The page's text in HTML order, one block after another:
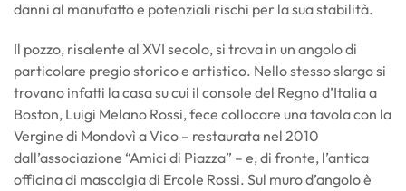
danni al manufatto e potenziali rischi per la sua stabilità.
Il pozzo, risalente al XVI secolo, si trova in un angolo di
particolare pregio storico e artistico. Nello stesso slargo si
trovano infatti la casa su cui il console del Regno d’Italia a
Boston, Luigi Melano Rossi, fece collocare una tavola con la
Vergine di Mondovì a Vico – restaurata nel 2010
dall’associazione “Amici di Piazza” – e, di fronte, l’antica
officina di mascalgia di Ercole Rossi. Sul muro d’angolo è